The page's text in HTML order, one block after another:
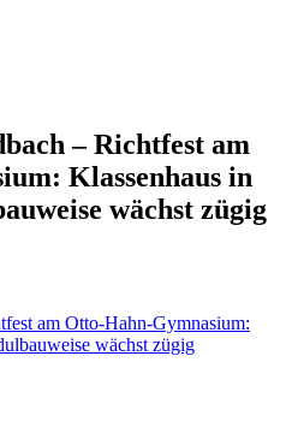
– Richtfest am
Klassenhaus in
wächst zügig
am Otto-Hahn-Gymnasium:
wächst zügig